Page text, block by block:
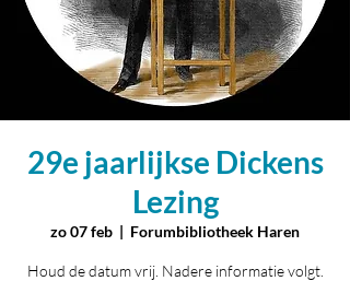
29e jaarlijkse Dickens
Lezing
zo 07 feb
  |
Forumbibliotheek Haren
Houd de datum vrij. Nadere informatie volgt.